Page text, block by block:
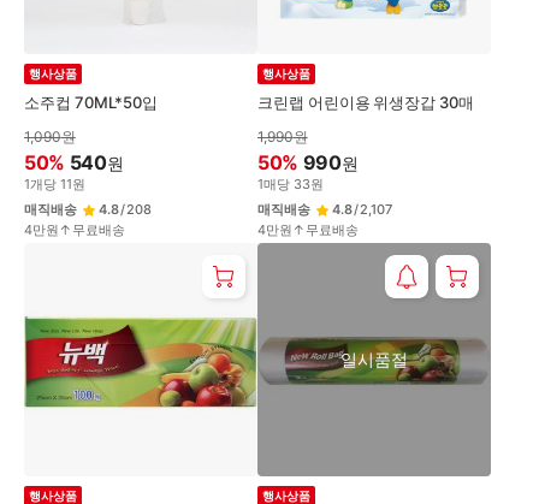
소주컵 70ML*50입
행사상품
1,090원
50% 540원
1개당 11원
매직배송
4.8/208
4만원↑무료배송
크린랩 어린이용 위생장갑 30매
행사상품
1,990원
50% 990원
1매당 33원
매직배송
4.8/2,107
4만원↑무료배송
행사상품
일시품절
행사상품